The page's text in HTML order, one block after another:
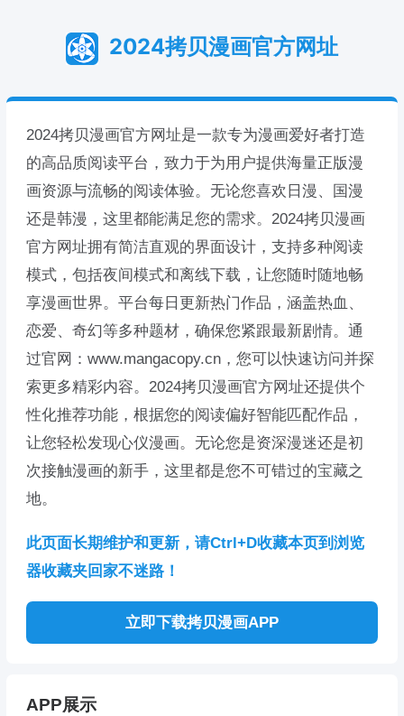
2024拷贝漫画官方网址
2024拷贝漫画官方网址是一款专为漫画爱好者打造
的高品质阅读平台，致力于为用户提供海量正版漫
画资源与流畅的阅读体验。无论您喜欢日漫、国漫
还是韩漫，这里都能满足您的需求。2024拷贝漫画
官方网址拥有简洁直观的界面设计，支持多种阅读
模式，包括夜间模式和离线下载，让您随时随地畅
享漫画世界。平台每日更新热门作品，涵盖热血、
恋爱、奇幻等多种题材，确保您紧跟最新剧情。通
过官网：www.mangacopy.cn，您可以快速访问并探
索更多精彩内容。2024拷贝漫画官方网址还提供个
性化推荐功能，根据您的阅读偏好智能匹配作品，
让您轻松发现心仪漫画。无论您是资深漫迷还是初
次接触漫画的新手，这里都是您不可错过的宝藏之
地。
此页面长期维护和更新，请Ctrl+D收藏本页到浏览
器收藏夹回家不迷路！
立即下载拷贝漫画APP
APP展示